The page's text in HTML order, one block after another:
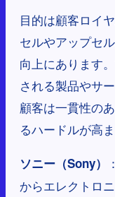
目的は顧客ロイ
セルやアップセ
向上にあります
される製品やサ
顧客は一貫性の
るハードルが高
ソニー（Sony）
からエレクトロ